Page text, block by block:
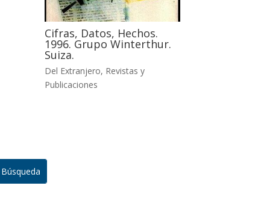
Cifras, Datos, Hechos.
1996. Grupo Winterthur.
Suiza.
Del Extranjero, Revistas y
Publicaciones